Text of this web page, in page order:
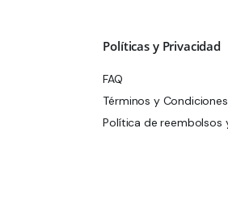
Políticas y Privacidad
FAQ
Términos y Condiciones
Política de reembolsos